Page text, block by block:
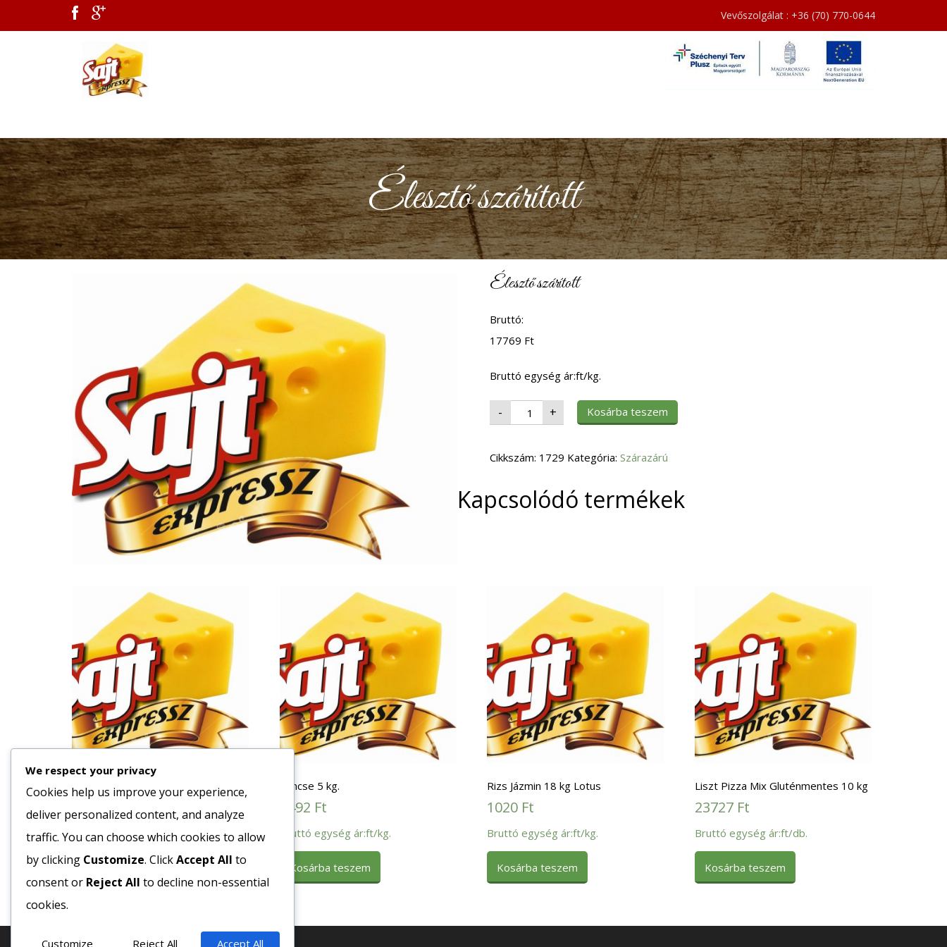
Vevőszolgálat : +36 (70) 770-0644
Élesztő szárított
Élesztő szárított
Bruttó:
17769 Ft
Bruttó egység ár:ft/kg.
- Élesztő
szárított
mennyiség
+ Kosárba teszem
Cikkszám: 1729 Kategória: Szárazárú
Kapcsolódó termékek
Gomba Szeletelt Üveges 350/170 g
Ft
Bruttó egység ár:ft/db.
Kosárba teszem
Lencse 5 kg.
1492 Ft
Bruttó egység ár:ft/kg.
Kosárba teszem
Rizs Jázmin 18 kg Lotus
1020 Ft
Bruttó egység ár:ft/kg.
Kosárba teszem
Liszt Pizza Mix Gluténmentes 10 kg
23727 Ft
Bruttó egység ár:ft/db.
Kosárba teszem
We respect your privacy
Cookies help us improve your experience,
deliver personalized content, and analyze
traffic. You can choose which cookies to allow
by clicking Customize. ClickAccept All to
consent or Reject All to decline non-essential
cookies.
Customize Reject All Accept All